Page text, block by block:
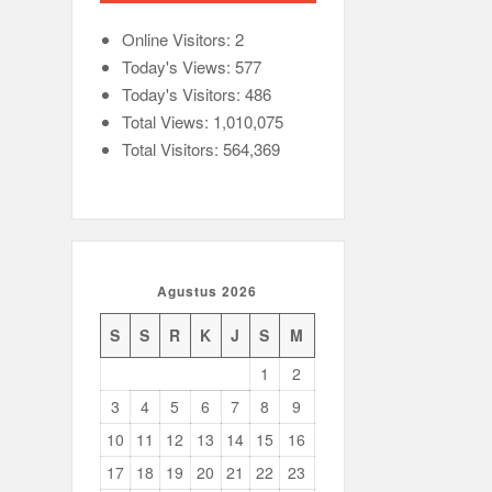
Online Visitors: 2
Today's Views: 577
Today's Visitors: 486
Total Views: 1,010,075
Total Visitors: 564,369
Agustus 2026
S S R K J S
M
1
2
3
4 5 6 7 8
9
10
11 12 13 14 15
16
17
18 19 20 21 22
23